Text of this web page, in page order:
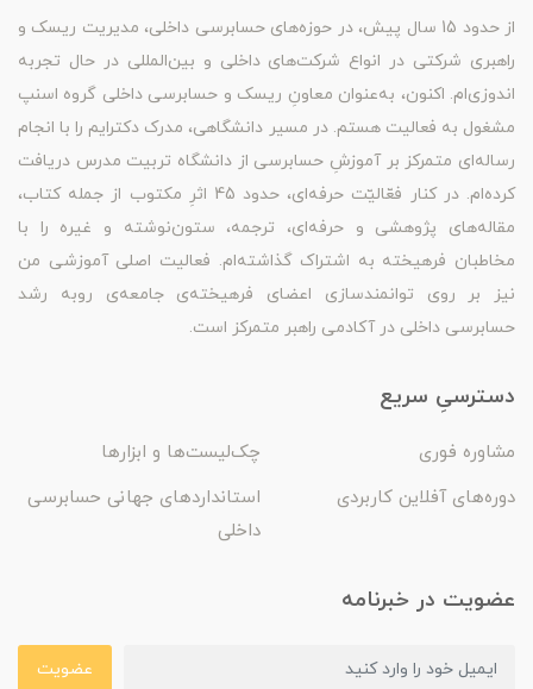
از حدود 15 سال پیش، در حوزه‌های حسابرسی داخلی، مدیریت ریسک و
راهبری شرکتی در انواع شرکت‌های داخلی و بین‌المللی در حال تجربه
اندوزی‌ام. اکنون، به‌عنوان معاونِ ریسک و حسابرسی داخلی گروه اسنپ
مشغول به فعالیت هستم. در مسیر دانشگاهی، مدرک دکترایم را با انجام
رساله‌ای متمرکز بر آموزشِ حسابرسی از دانشگاه تربیت مدرس دریافت
کرده‌ام. در کنار فعّالیّت حرفه‌ای، حدود 45 اثرِ مکتوب از جمله کتاب،
مقاله‌های پژوهشی و حرفه‌ای، ترجمه، ستون‌نوشته و غیره را با
مخاطبان فرهیخته به اشتراک گذاشته‌ام. فعالیت اصلی آموزشی من
نیز بر روی توانمندسازی اعضای فرهیخته‌ی جامعه‌ی روبه رشد
حسابرسی داخلی در آکادمی راهبر متمرکز است.
دسترسیِ سریع
مشاوره فوری
چک‌لیست‌ها و ابزارها
دوره‌های آفلاین کاربردی
استانداردهای جهانی حسابرسی
داخلی
عضویت در خبرنامه
عضویت